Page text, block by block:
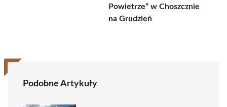
Powietrze” w Choszcznie
na Grudzień
Podobne Artykuły